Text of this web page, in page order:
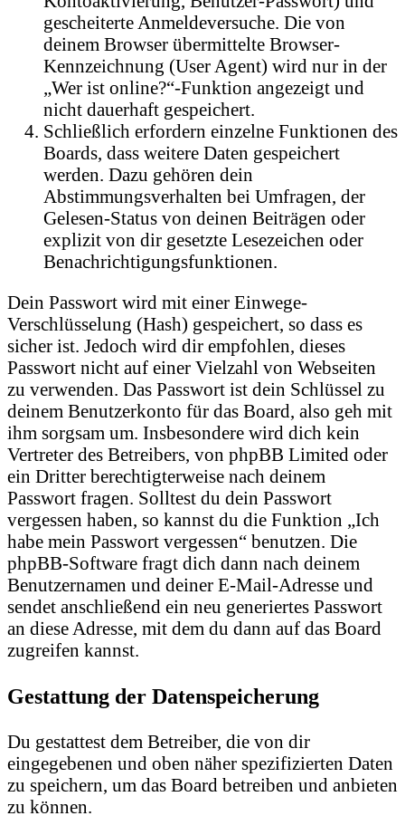
gescheiterte Anmeldeversuche. Die von
deinem Browser übermittelte Browser-
Kennzeichnung (User Agent) wird nur in der
„Wer ist online?“-Funktion angezeigt und
nicht dauerhaft gespeichert.
Schließlich erfordern einzelne Funktionen des
Boards, dass weitere Daten gespeichert
werden. Dazu gehören dein
Abstimmungsverhalten bei Umfragen, der
Gelesen-Status von deinen Beiträgen oder
explizit von dir gesetzte Lesezeichen oder
Benachrichtigungsfunktionen.
Dein Passwort wird mit einer Einwege-
Verschlüsselung (Hash) gespeichert, so dass es
sicher ist. Jedoch wird dir empfohlen, dieses
Passwort nicht auf einer Vielzahl von Webseiten
zu verwenden. Das Passwort ist dein Schlüssel zu
deinem Benutzerkonto für das Board, also geh mit
ihm sorgsam um. Insbesondere wird dich kein
Vertreter des Betreibers, von phpBB Limited oder
ein Dritter berechtigterweise nach deinem
Passwort fragen. Solltest du dein Passwort
vergessen haben, so kannst du die Funktion „Ich
habe mein Passwort vergessen“ benutzen. Die
phpBB-Software fragt dich dann nach deinem
Benutzernamen und deiner E-Mail-Adresse und
sendet anschließend ein neu generiertes Passwort
an diese Adresse, mit dem du dann auf das Board
zugreifen kannst.
Gestattung der Datenspeicherung
Du gestattest dem Betreiber, die von dir
eingegebenen und oben näher spezifizierten Daten
zu speichern, um das Board betreiben und anbieten
zu können.